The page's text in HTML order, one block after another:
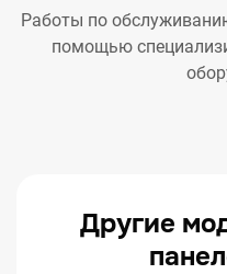
Работы по
помощью
Другие